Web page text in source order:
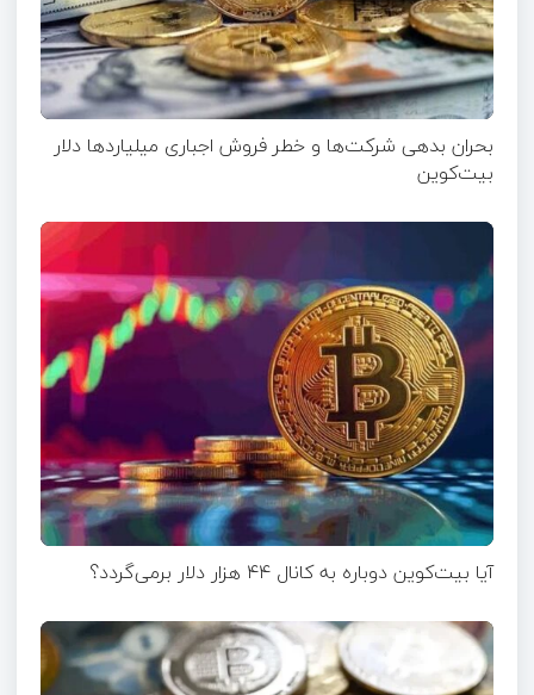
بحران بدهی شرکت‌ها و خطر فروش اجباری میلیاردها دلار
بیت‌کوین
آیا بیت‌کوین دوباره به کانال ۴۴ هزار دلار برمی‌گردد؟